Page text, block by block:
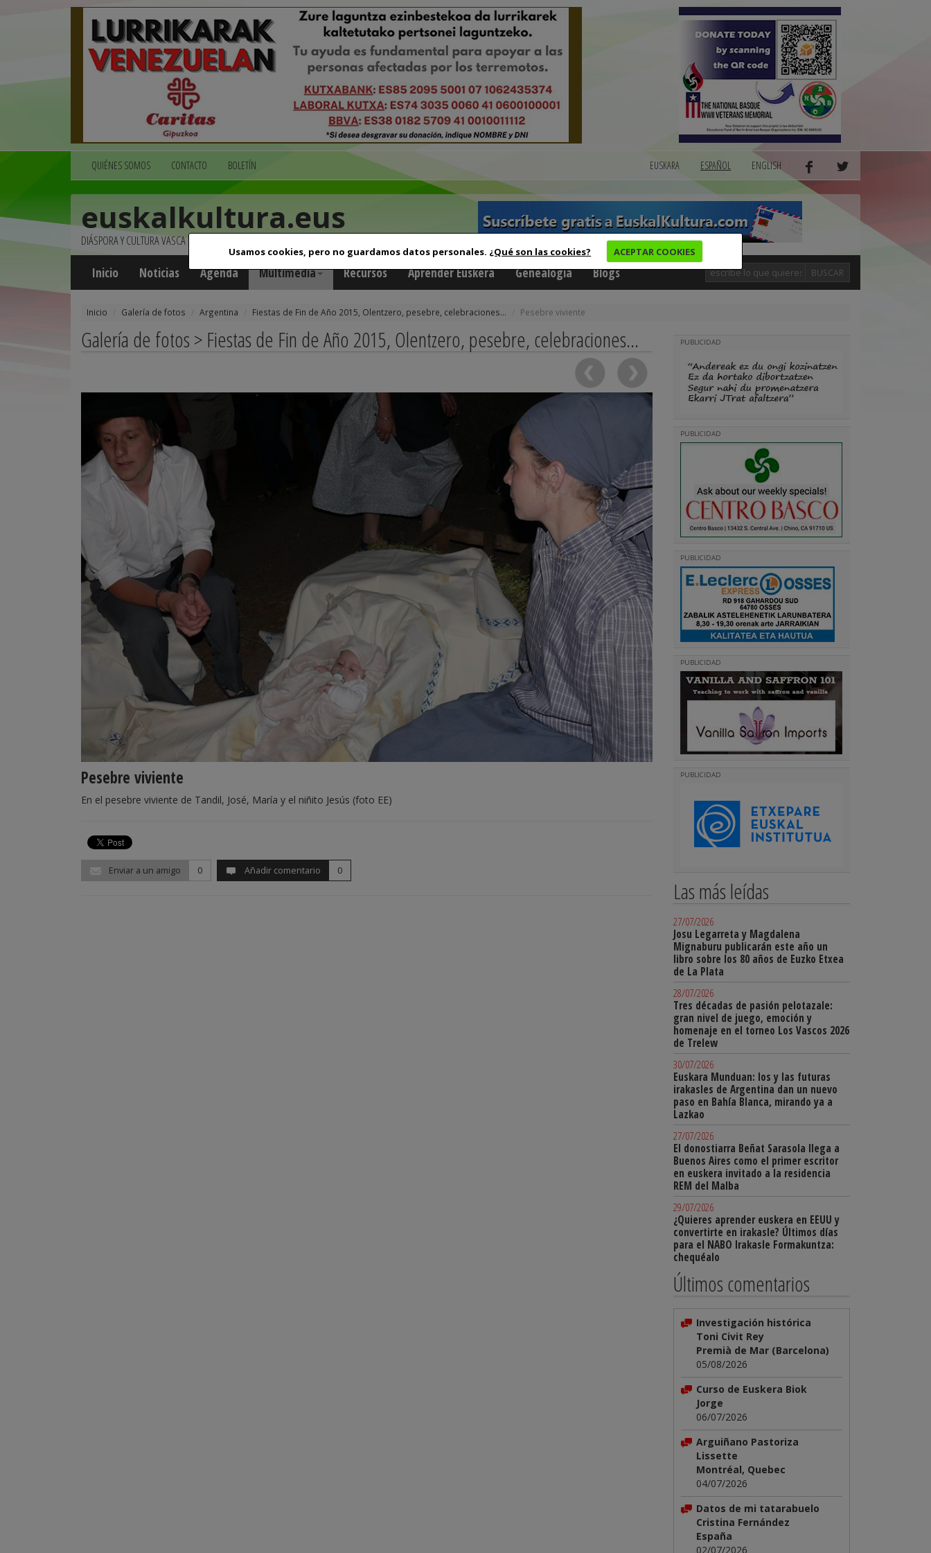
Usamos cookies, pero no guardamos datos personales. ¿Qué son las cookies? ACEPTAR COOKIES
QUIÉNES SOMOS CONTACTO BOLETÍN EUSKARA ESPAÑOL ENGLISH
euskalkultura.eus
DIÁSPORA Y CULTURA VASCA
Inicio Noticias Agenda Multimedia Recursos Aprender Euskera Genealogía Blogs BUSCAR
Inicio Galería de fotos Argentina Fiestas de Fin de Año 2015, Olentzero, pesebre, celebraciones... Pesebre viviente
Galería de fotos > Fiestas de Fin de Año 2015, Olentzero, pesebre, celebraciones...
Pesebre viviente
En el pesebre viviente de Tandil, José, María y el niñito Jesús (foto EE)
Enviar a un amigo 0 Añadir comentario 0
PUBLICIDAD
PUBLICIDAD
PUBLICIDAD
PUBLICIDAD
PUBLICIDAD
Las más leídas
27/07/2026
Josu Legarreta y Magdalena
Mignaburu publicarán este año un
libro sobre los 80 años de Euzko Etxea
de La Plata
28/07/2026
Tres décadas de pasión pelotazale:
gran nivel de juego, emoción y
homenaje en el torneo Los Vascos 2026
de Trelew
30/07/2026
Euskara Munduan: los y las futuras
irakasles de Argentina dan un nuevo
paso en Bahía Blanca, mirando ya a
Lazkao
27/07/2026
El donostiarra Beñat Sarasola llega a
Buenos Aires como el primer escritor
en euskera invitado a la residencia
REM del Malba
29/07/2026
¿Quieres aprender euskera en EEUU y
convertirte en irakasle? Últimos días
para el NABO Irakasle Formakuntza:
chequéalo
Últimos comentarios
Investigación histórica
Toni Civit Rey
Premià de Mar (Barcelona)
05/08/2026
Curso de Euskera Biok
Jorge
06/07/2026
Arguiñano Pastoriza
Lissette
Montréal, Quebec
04/07/2026
Datos de mi tatarabuelo
Cristina Fernández
España
02/07/2026